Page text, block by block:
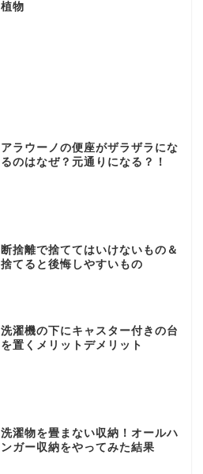
植物
アラウーノの便座がザラザラにな
るのはなぜ？元通りになる？！
断捨離で捨ててはいけないもの＆
捨てると後悔しやすいもの
洗濯機の下にキャスター付きの台
を置くメリットデメリット
洗濯物を畳まない収納！オールハ
ンガー収納をやってみた結果